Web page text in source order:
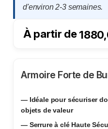
d'environ 2-3 semaines.
À partir de
Armoire Forte de
— Idéale pour sécuriser
objets de valeur
— Serrure à clé Haute